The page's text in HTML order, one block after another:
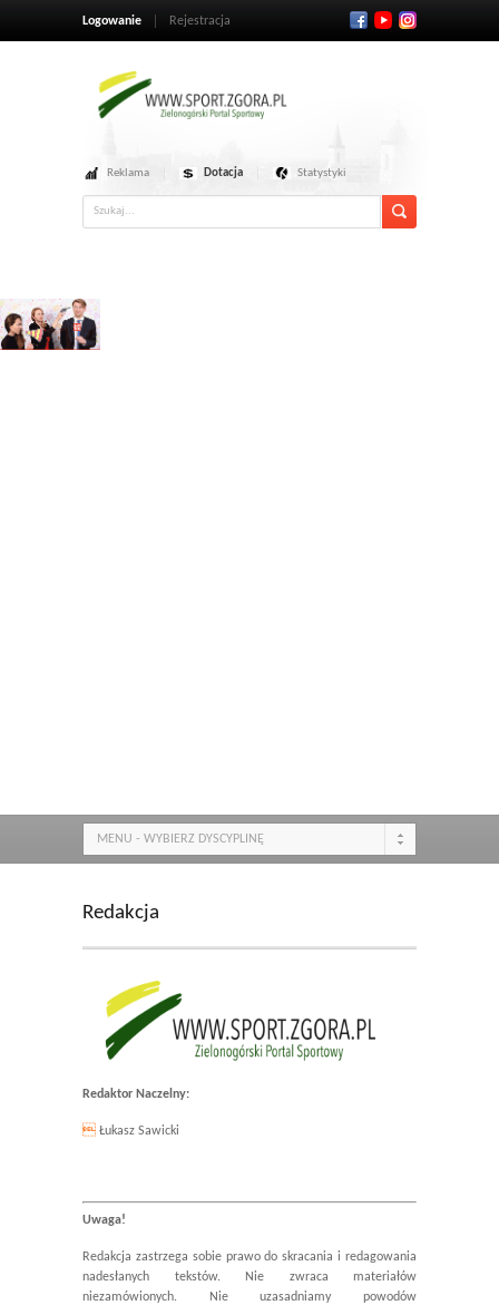
Logowanie Rejestracja
Reklama Dotacja Statystyki
MENU - WYBIERZ DYSCYPLINĘ
Redakcja
Redaktor Naczelny:
 Łukasz Sawicki
Uwaga!
Redakcja zastrzega sobie prawo do skracania i redagowania
nadesłanych tekstów. Nie zwraca materiałów
niezamówionych. Nie uzasadniamy powodów